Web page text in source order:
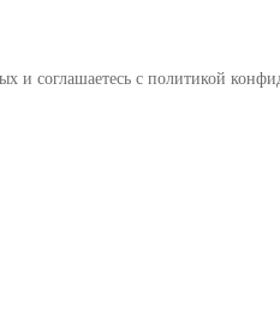
и соглашаетесь c политикой